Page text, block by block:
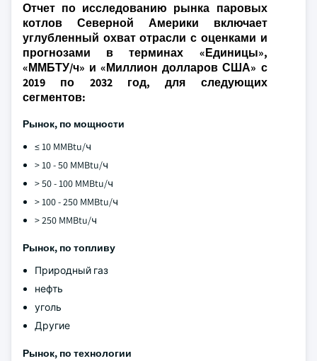
Отчет по исследованию рынка паровых
котлов Северной Америки включает
углубленный охват отрасли с оценками и
прогнозами в терминах «Единицы»,
«ММБТУ/ч» и «Миллион долларов США» с
2019 по 2032 год, для следующих
сегментов:
Рынок, по мощности
≤ 10 MMBtu/ч
> 10 - 50 MMBtu/ч
> 50 - 100 MMBtu/ч
> 100 - 250 MMBtu/ч
> 250 MMBtu/ч
Рынок, по топливу
Природный газ
нефть
уголь
Другие
Рынок, по технологии